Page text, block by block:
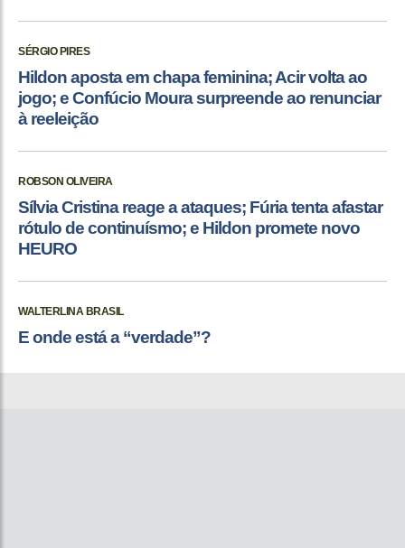
SÉRGIO PIRES
Hildon aposta em chapa feminina; Acir volta ao
jogo; e Confúcio Moura surpreende ao renunciar
à reeleição
ROBSON OLIVEIRA
Sílvia Cristina reage a ataques; Fúria tenta afastar
rótulo de continuísmo; e Hildon promete novo
HEURO
WALTERLINA BRASIL
E onde está a “verdade”?